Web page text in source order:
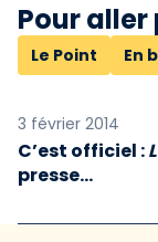
Pour aller
Le Point En
3 février 2014
C’est officiel :
presse…